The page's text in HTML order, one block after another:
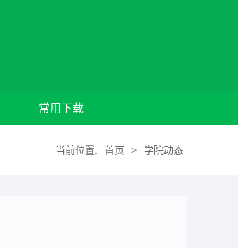
常用下载
当前位置: 首页 > 学院动态